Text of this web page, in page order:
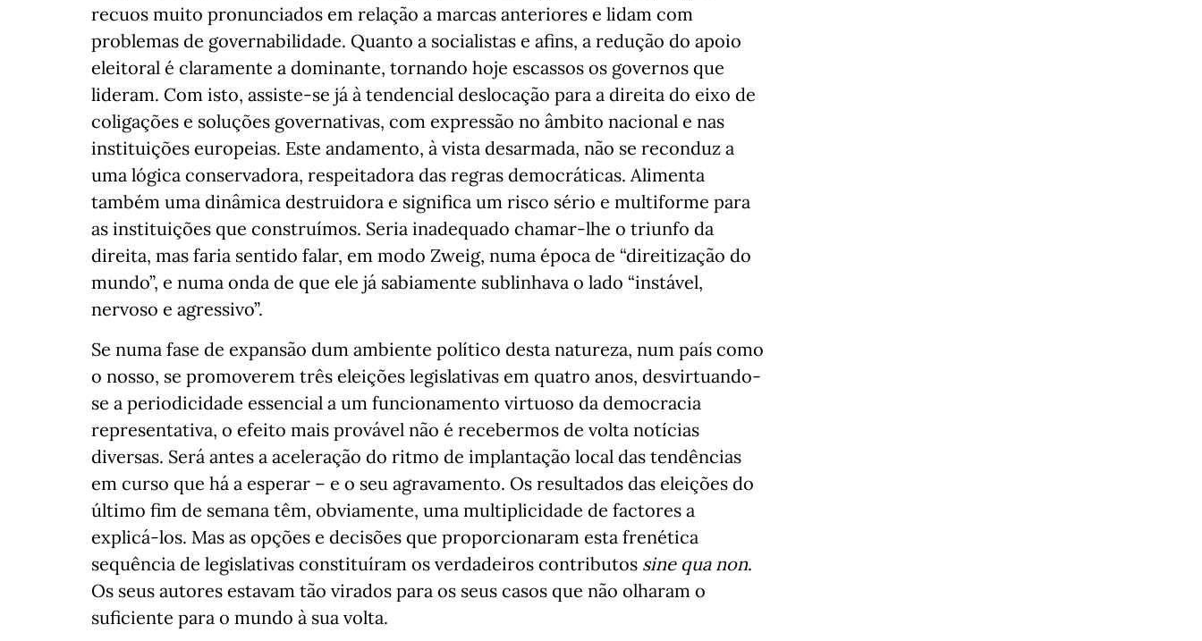
recuos muito pronunciados em relação a marcas anteriores e lidam com
problemas de governabilidade. Quanto a socialistas e afins, a redução do apoio
eleitoral é claramente a dominante, tornando hoje escassos os governos que
lideram. Com isto, assiste-se já à tendencial deslocação para a direita do eixo de
coligações e soluções governativas, com expressão no âmbito nacional e nas
instituições europeias. Este andamento, à vista desarmada, não se reconduz a
uma lógica conservadora, respeitadora das regras democráticas. Alimenta
também uma dinâmica destruidora e significa um risco sério e multiforme para
as instituições que construímos. Seria inadequado chamar-lhe o triunfo da
direita, mas faria sentido falar, em modo Zweig, numa época de “direitização do
mundo”, e numa onda de que ele já sabiamente sublinhava o lado “instável,
nervoso e agressivo”.
Se numa fase de expansão dum ambiente político desta natureza, num país como
o nosso, se promoverem três eleições legislativas em quatro anos, desvirtuando-
se a periodicidade essencial a um funcionamento virtuoso da democracia
representativa, o efeito mais provável não é recebermos de volta notícias
diversas. Será antes a aceleração do ritmo de implantação local das tendências
em curso que há a esperar – e o seu agravamento. Os resultados das eleições do
último fim de semana têm, obviamente, uma multiplicidade de factores a
explicá-los. Mas as opções e decisões que proporcionaram esta frenética
sequência de legislativas constituíram os verdadeiros contributos sine qua non.
Os seus autores estavam tão virados para os seus casos que não olharam o
suficiente para o mundo à sua volta.